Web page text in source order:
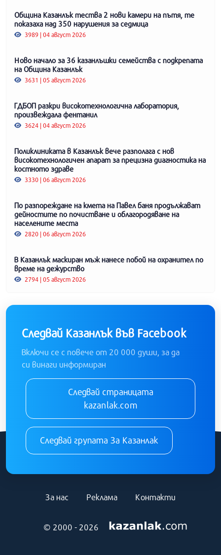
Община Казанлък тества 2 нови камери на пътя, те
показаха над 350 нарушения за седмица
3989 | 04 август 2026
Ново начало за 36 казанлъшки семейства с подкрепата
на Община Казанлък
3631 | 05 август 2026
ГДБОП разкри високотехнологична лаборатория,
произвеждала фентанил
3624 | 04 август 2026
Поликлиниката в Казанлък вече разполага с нов
високотехнологичен апарат за прецизна диагностика на
костното здраве
3330 | 06 август 2026
По разпореждане на кмета на Павел баня продължават
дейностите по почистване и облагородяване на
населените места
2820 | 06 август 2026
В Казанлък маскиран мъж нанесе побой на охранител по
време на дежурство
2794 | 05 август 2026
Следвай Казанлък във Facebook
Включи се с повече от 20 000 души, за да
си винаги информиран
Следвай страницата
kazanlak.com
Следвай групата За Казанлак
© 2000 - 2026
За нас Реклама Контакти